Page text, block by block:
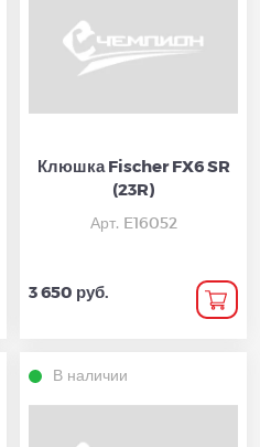
Клюшка Fischer FX6 SR
(23R)
Арт. E16052
3 650 руб.
В наличии